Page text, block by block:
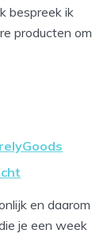
bespreek ik
producten om
en daarom
je een week